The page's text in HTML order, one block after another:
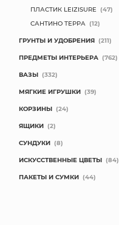
ПЛАСТИК LEIZISURE (47)
САНТИНО ТЕРРА (12)
ГРУНТЫ И УДОБРЕНИЯ (211)
ПРЕДМЕТЫ ИНТЕРЬЕРА (762)
ВАЗЫ (332)
МЯГКИЕ ИГРУШКИ (39)
КОРЗИНЫ (24)
ЯЩИКИ (2)
СУНДУКИ (8)
ИСКУССТВЕННЫЕ ЦВЕТЫ (84)
ПАКЕТЫ И СУМКИ (44)